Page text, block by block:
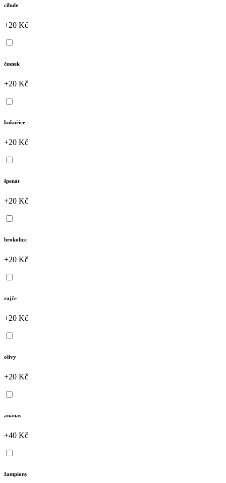
cibule
+20 Kč
česnek
+20 Kč
kukuřice
+20 Kč
špenát
+20 Kč
brokolice
+20 Kč
rajče
+20 Kč
olivy
+20 Kč
ananas
+40 Kč
žampiony